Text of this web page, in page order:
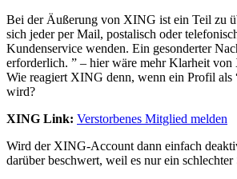
Bei der Äußerung von XING ist ein Teil zu
sich jeder per Mail, postalisch oder
Kundenservice wenden. Ein gesonderter
erforderlich. ” – hier wäre mehr Klarheit
Wie reagiert XING denn, wenn ein Profil als
wird?
XING Link: Verstorbenes Mitglied melden
Wird der XING-Account dann einfach
darüber beschwert, weil es nur ein schlechter